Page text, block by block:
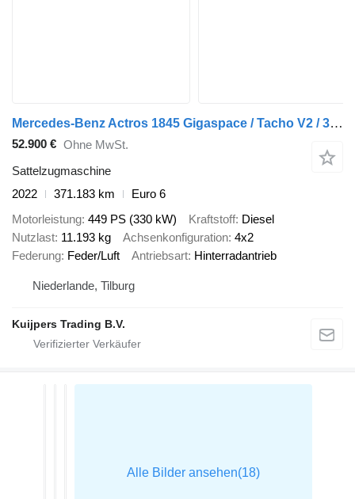
Mercedes-Benz Actros 1845 Gigaspace / Tacho V2 / 371 dkm
52.900 € Ohne MwSt.
Sattelzugmaschine
2022
371.183 km
Euro 6
Motorleistung 449 PS (330 kW) Kraftstoff Diesel
Nutzlast 11.193 kg Achsenkonfiguration 4x2
Federung Feder/Luft Antriebsart Hinterradantrieb
Niederlande, Tilburg
Kuijpers Trading B.V.